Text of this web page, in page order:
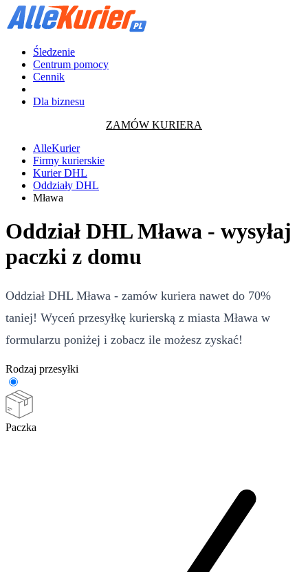
Śledzenie
Centrum pomocy
Cennik
Dla biznesu
ZAMÓW KURIERA
AlleKurier
Firmy kurierskie
Kurier DHL
Oddziały DHL
Mława
Oddział DHL Mława - wysyłaj
paczki z domu
Oddział DHL Mława - zamów kuriera nawet do 70%
taniej! Wyceń przesyłkę kurierską z miasta Mława w
formularzu poniżej i zobacz ile możesz zyskać!
Rodzaj przesyłki
Paczka